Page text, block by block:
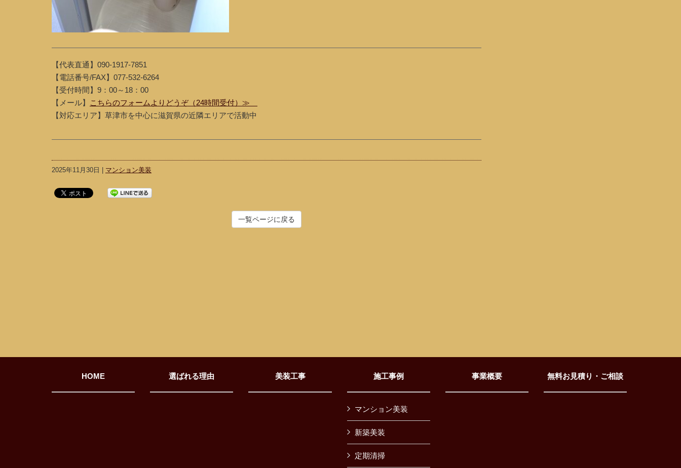
【代表直通】090-1917-7851
【電話番号/FAX】077-532-6264
【受付時間】9：00～18：00
【メール】
こちらのフォームよりどうぞ（24時間受付）≫
【対応エリア】草津市を中心に滋賀県の近隣エリアで活動中
2025年11月30日 | マンション美装
一覧ページに戻る
HOME 選ばれる理由 美装工事 施工事例
マンション美装
新築美装
定期清掃
事業概要 無料お見積り・ご相談